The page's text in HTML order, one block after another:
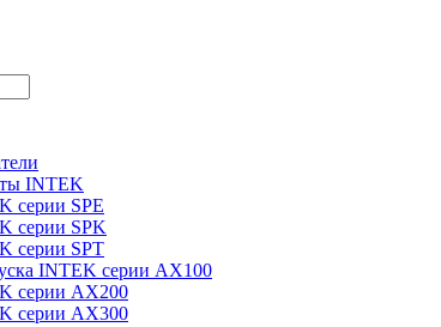
INTEK
серии SPE
серии SPK
серии SPT
INTEK серии AX100
серии AX200
серии AX300